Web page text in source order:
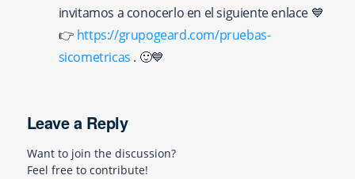
invitamos a conocerlo en el siguiente enlace 💙
👉 https://grupogeard.com/pruebas-
sicometricas . 🙂💙
Leave a Reply
Want to join the discussion?
Feel free to contribute!